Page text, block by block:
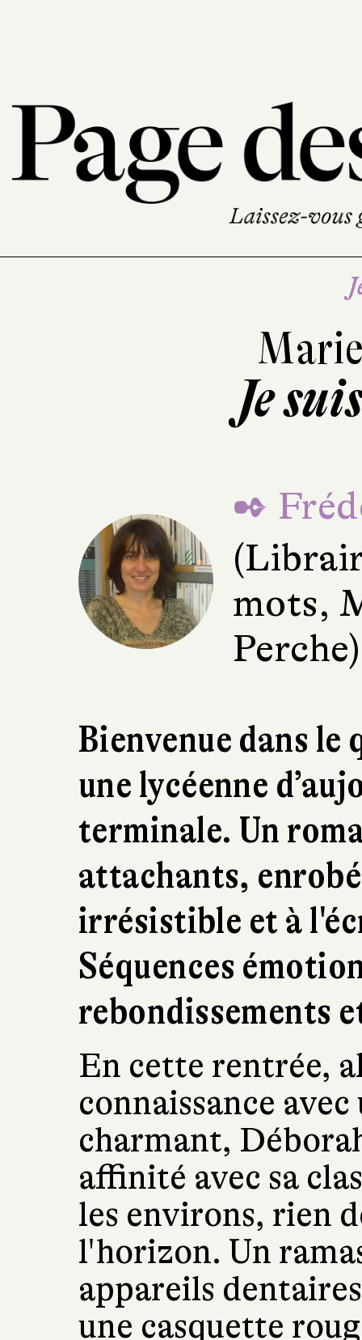
Je
✒
mots,
Perche)
Bienvenue dans
une lycéenne
terminale. Un
attachants,
irrésistible et à
Séquences
rebondissements
En cette rentrée,
connaissance
charmant,
affinité avec sa
les environs, rien
l'horizon. Un
appareils
une casquette